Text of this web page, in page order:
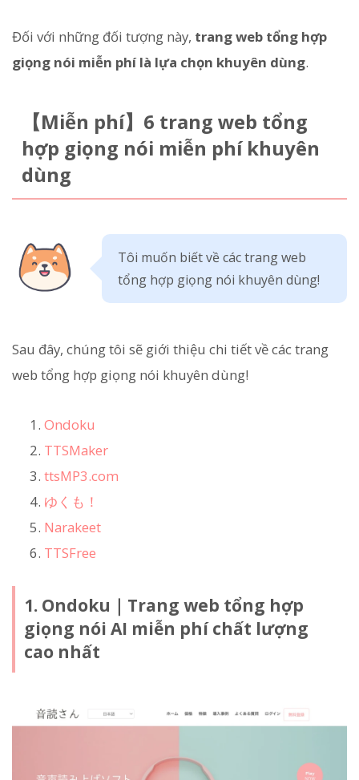
Đối với những đối tượng này, trang web tổng hợp
giọng nói miễn phí là lựa chọn khuyên dùng.
【Miễn phí】6 trang web tổng
hợp giọng nói miễn phí khuyên
dùng
Tôi muốn biết về các trang web
tổng hợp giọng nói khuyên dùng!
Sau đây, chúng tôi sẽ giới thiệu chi tiết về các trang
web tổng hợp giọng nói khuyên dùng!
Ondoku
TTSMaker
ttsMP3.com
ゆくも！
Narakeet
TTSFree
1. Ondoku｜Trang web tổng hợp
giọng nói AI miễn phí chất lượng
cao nhất